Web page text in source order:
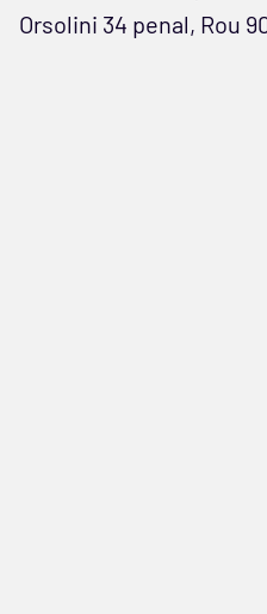
Orsolini 34 penal, Rou